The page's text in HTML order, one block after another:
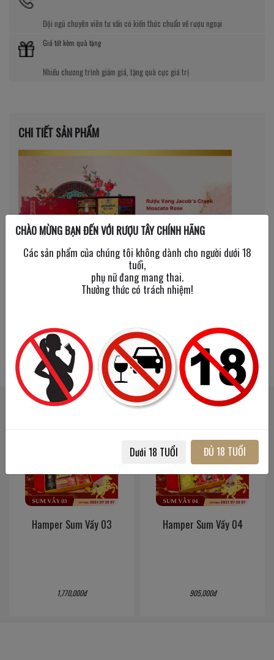
Đội ngũ chuyên viên tư vấn có kiến thức chuẩn về rượu ngoại
Giá tốt kèm quà tặng
Nhiều chương trình giảm giá, tặng quà cực giá trị
CHI TIẾT SẢN PHẨM
SẢN PHẨM LIÊN QUAN SẢN PHẨM ĐÃ XEM
Hamper Sum Vầy 03
1,770,000đ
2026
Hamper Sum Vầy 04
905,000đ
CHÀO MỪNG BẠN ĐẾN VỚI RƯỢU TÂY CHÍNH HÃNG
Các sản phẩm của chúng tôi không dành cho người dưới 18
tuổi,
phụ nữ đang mang thai.
Thưởng thức có trách nhiệm!
Dưới 18 TUỔI ĐỦ 18 TUỔI